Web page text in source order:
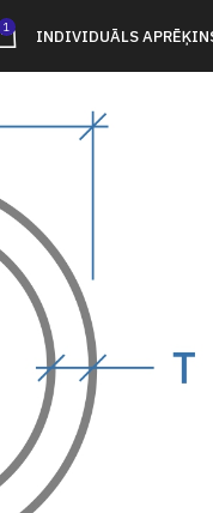
1 INDIVIDUĀLS